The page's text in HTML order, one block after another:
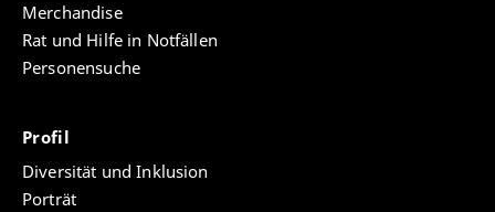
Merchandise
Rat und Hilfe in Notfällen
Personensuche
Profil
Diversität und Inklusion
Porträt